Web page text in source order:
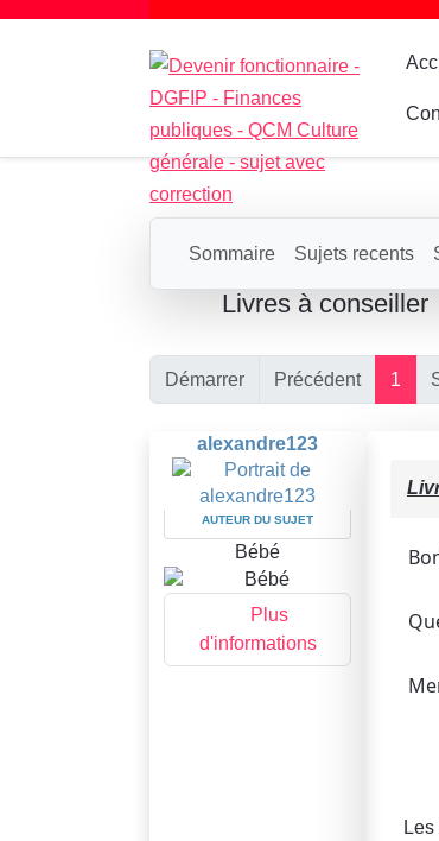
Sommaire Sujets recents
Livres à conseiller
Démarrer Précédent 1
alexandre123
AUTEUR DU SUJET
Bébé
Plus
d'informations